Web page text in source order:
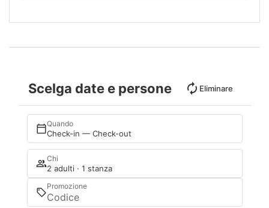
Scelga date e persone Eliminare
Quando
Check-in — Check-out
Chi
2 adulti · 1 stanza
Promozione